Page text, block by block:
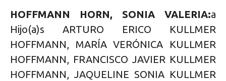
HOFFMANN HORN, SONIA VALERIA:a
Hijo(a)s ARTURO ERICO KULLMER
HOFFMANN, MARÍA VERÓNICA KULLMER
HOFFMANN, FRANCISCO JAVIER KULLMER
HOFFMANN, JAQUELINE SONIA KULLMER